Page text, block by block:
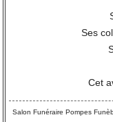
Ses
Cet
Salon Funéraire Pompes